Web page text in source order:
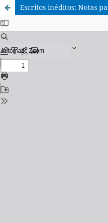
Escritos inéditos: Notas